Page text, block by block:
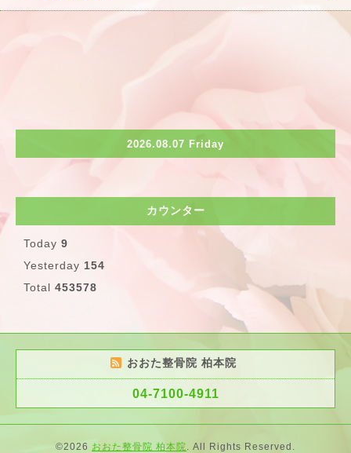
2026.08.07 Friday
カウンター
Today 9
Yesterday 154
Total 453578
おおた整骨院 柏本院
04-7100-4911
©2026 おおた整骨院 柏本院. All Rights Reserved.